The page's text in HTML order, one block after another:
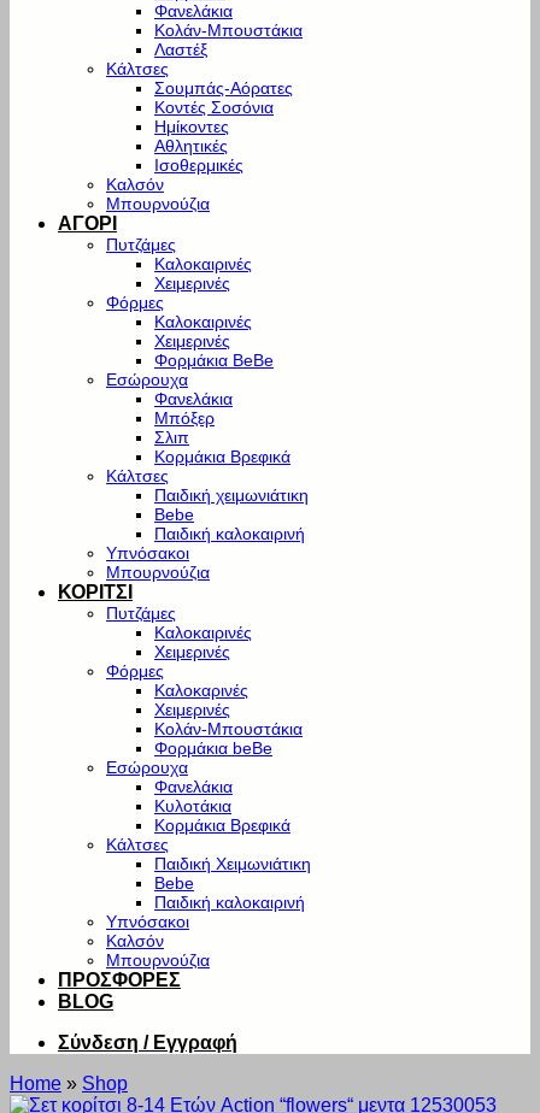
Φανελάκια
Κολάν-Μπουστάκια
Λαστέξ
Κάλτσες
Σουμπάς-Αόρατες
Κοντές Σοσόνια
Ημίκοντες
Αθλητικές
Ισοθερμικές
Καλσόν
Μπουρνούζια
ΑΓΟΡΙ
Πυτζάμες
Καλοκαιρινές
Χειμερινές
Φόρμες
Καλοκαιρινές
Χειμερινές
Φορμάκια BeBe
Εσώρουχα
Φανελάκια
Μπόξερ
Σλιπ
Κορμάκια Βρεφικά
Κάλτσες
Παιδική χειμωνιάτικη
Bebe
Παιδική καλοκαιρινή
Υπνόσακοι
Μπουρνούζια
ΚΟΡΙΤΣΙ
Πυτζάμες
Καλοκαιρινές
Χειμερινές
Φόρμες
Καλοκαρινές
Χειμερινές
Κολάν-Μπουστάκια
Φορμάκια beBe
Εσώρουχα
Φανελάκια
Κυλοτάκια
Κορμάκια Βρεφικά
Κάλτσες
Παιδική Χειμωνιάτικη
Bebe
Παιδική καλοκαιρινή
Υπνόσακοι
Καλσόν
Μπουρνούζια
ΠΡΟΣΦΟΡΕΣ
BLOG
Σύνδεση / Εγγραφή
Home » Shop